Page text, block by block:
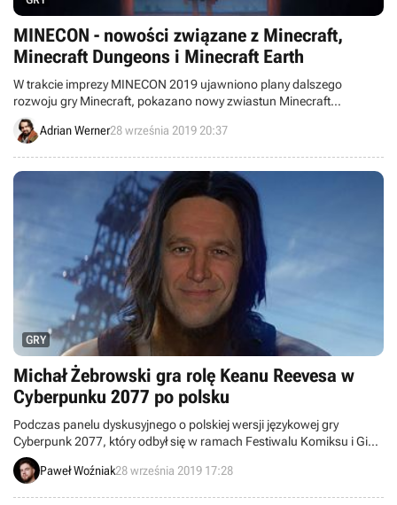
MINECON - nowości związane z Minecraft,
Minecraft Dungeons i Minecraft Earth
W trakcie imprezy MINECON 2019 ujawniono plany dalszego
rozwoju gry Minecraft, pokazano nowy zwiastun Minecraft
Dungeons i zapowiedziano wczesny dostęp mobilnego Minecraft
Earth.Adrian Werner28 września 2019 20:37
GRY
Michał Żebrowski gra rolę Keanu Reevesa w
Cyberpunku 2077 po polsku
Podczas panelu dyskusyjnego o polskiej wersji językowej gry
Cyberpunk 2077, który odbył się w ramach Festiwalu Komiksu i Gier
w Łodzi, poznaliśmy aktorów głosowych wcielających się w główne
postacie.Paweł Woźniak28 września 2019 17:28